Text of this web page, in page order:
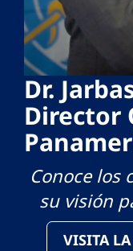
Dr.
Director
Conoce los
su visión
VISITA